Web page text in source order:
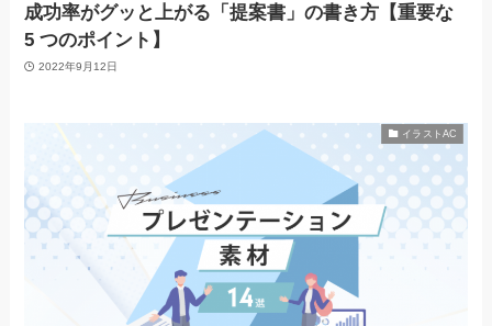
成功率がグッと上がる「提案書」の書き方【重要な
5 つのポイント】
2022年9月12日
イラストAC